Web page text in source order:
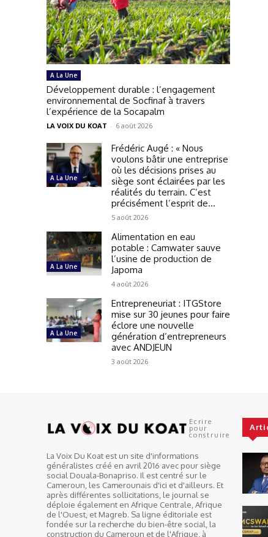
A La Une
Développement durable : l’engagement
environnemental de Socfinaf à travers
l’expérience de la Socapalm
LA VOIX DU KOAT - 6 août 2026
A La Une
Frédéric Augé : « Nous
voulons bâtir une entreprise
où les décisions prises au
siège sont éclairées par les
réalités du terrain. C’est
précisément l’esprit de...
5 août 2026
A La Une
Alimentation en eau
potable : Camwater sauve
l’usine de production de
Japoma
4 août 2026
A La Une
Entrepreneuriat : ITGStore
mise sur 30 jeunes pour faire
éclore une nouvelle
génération d’entrepreneurs
avec ANDJEUN
3 août 2026
Ecrire
pour
construire
La Voix Du Koat est un site d'informations
généralistes créé en avril 2016 avec pour siège
social Douala-Bonapriso. Il est centré sur le
Cameroun, les Camerounais d'ici et d'ailleurs. Et
après différentes sollicitations, le journal se
déploie également en Afrique Centrale, Afrique
de l'Ouest, et Magreb. Sa ligne éditoriale est
fondée sur la recherche du bien-être social, la
construction du Cameroun et de l'Afrique, à